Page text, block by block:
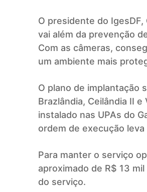
O presidente do
vai além da prevenção
Com as câmeras,
um ambiente mais
O plano de implantação
Brazlândia, Ceilândia II
instalado nas UPAs do
ordem de execução
Para manter o serviço
aproximado de R$ 13
do serviço.